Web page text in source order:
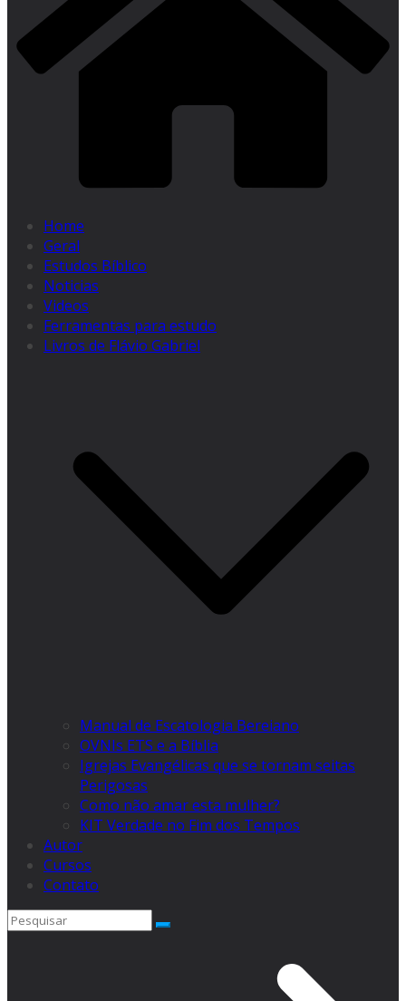
Home
Geral
Estudos Bíblico
Noticias
Videos
Ferramentas para estudo
Livros de Flávio Gabriel
Manual de Escatologia Bereiano
OVNIs ETS e a Bíblia
Igrejas Evangélicas que se tornam seitas
Perigosas
Como não amar esta mulher?
KIT Verdade no Fim dos Tempos
Autor
Cursos
Contato